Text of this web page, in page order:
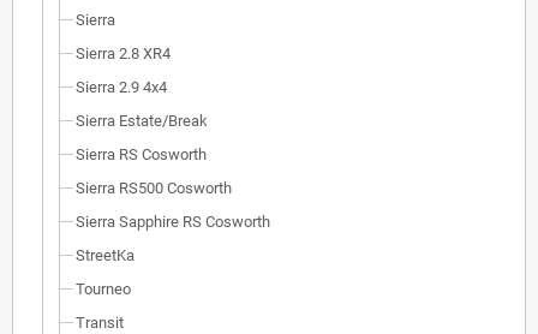
Sierra
Sierra 2.8 XR4
Sierra 2.9 4x4
Sierra Estate/Break
Sierra RS Cosworth
Sierra RS500 Cosworth
Sierra Sapphire RS Cosworth
StreetKa
Tourneo
Transit